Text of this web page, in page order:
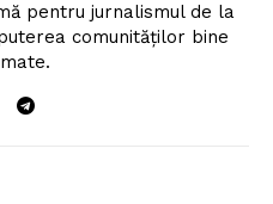
pentru jurnalismul de la
comunităților bine